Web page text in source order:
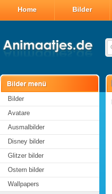
Home Bilder
Bilder
Avatare
Ausmalbilder
Disney bilder
Glitzer bilder
Ostern bilder
Wallpapers